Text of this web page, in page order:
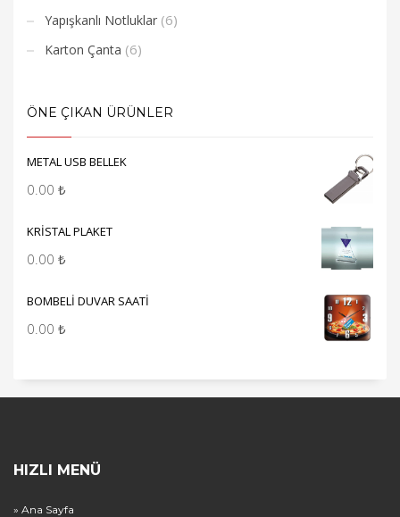
Yapışkanlı Notluklar (6)
Karton Çanta (6)
ÖNE ÇIKAN ÜRÜNLER
METAL USB BELLEK
0.00 ₺
KRİSTAL PLAKET
0.00 ₺
BOMBELİ DUVAR SAATİ
0.00 ₺
HIZLI MENÜ
» Ana Sayfa